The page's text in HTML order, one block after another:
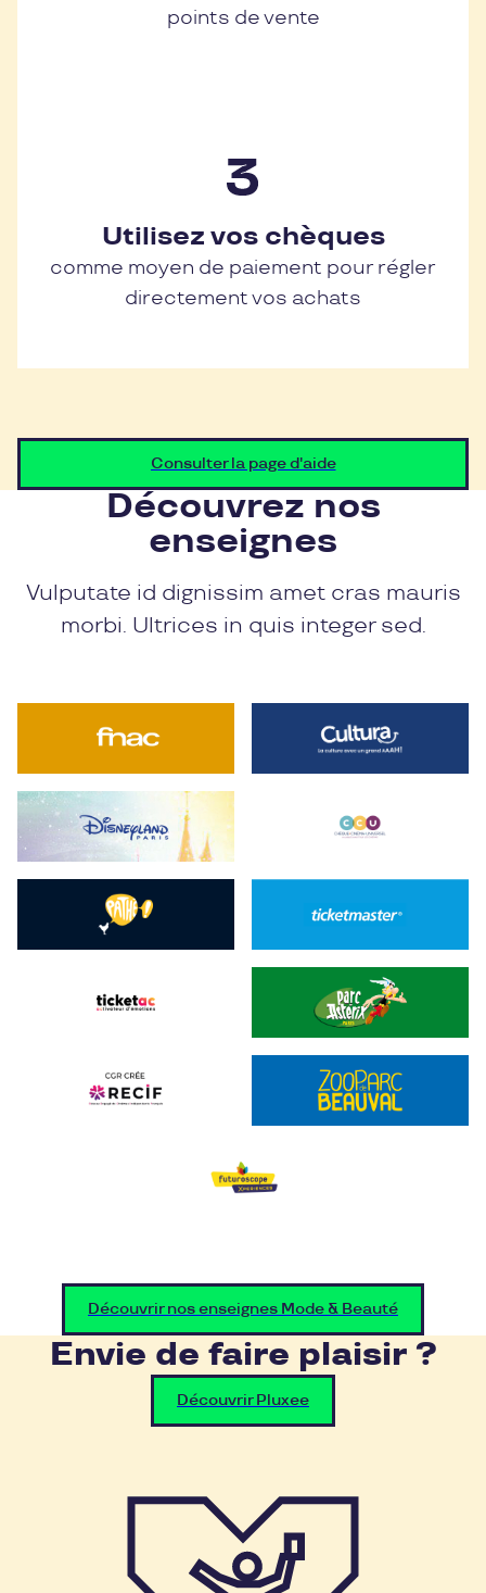
points de vente
Utilisez vos chèques
comme moyen de paiement pour régler
directement vos achats
Consulter la page d'aide
Découvrez nos
enseignes
Vulputate id dignissim amet cras mauris
morbi. Ultrices in quis integer sed.
Découvrir nos enseignes Mode & Beauté
Envie de faire plaisir ?
Découvrir Pluxee